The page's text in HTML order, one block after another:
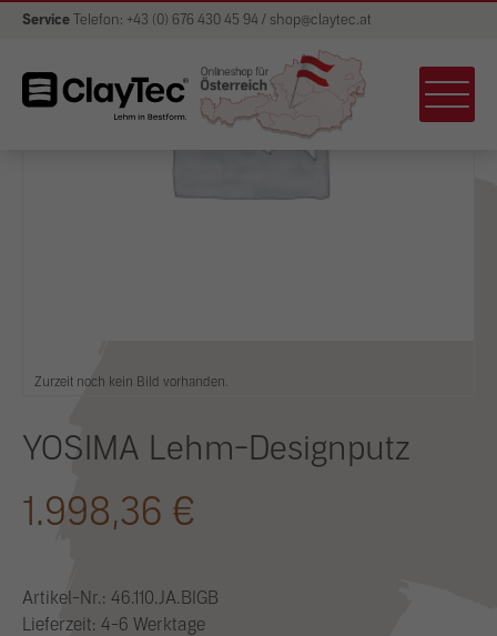
Service Telefon: +43 (0) 676 430 45 94 / shop@claytec.at
Zurzeit noch kein Bild vorhanden.
YOSIMA Lehm-Designputz
1.998,36 €
Artikel-Nr.: 46.110.JA.BIGB
Lieferzeit: 4-6 Werktage